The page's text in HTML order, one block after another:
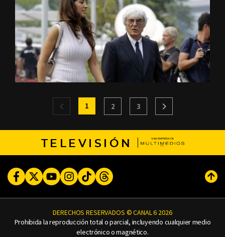
1 2 3
TELEVISIÓN
FacebookTwitterYoutubeInstagram
TikTokThreads
DERECHOS RESERVADOS © CANAL 6 2026
Prohibida la reproducción total o parcial, incluyendo cualquier medio
electrónico o magnético.